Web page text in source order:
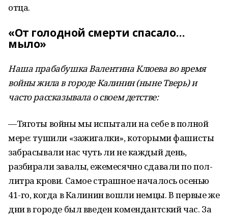
отца.
«От голодной смерти спасало…
мыло»
Наша прабабушка Валентина Клюева во время
войны жила в городе Калинин (ныне Тверь) и
часто рассказывала о своем детстве:
—Тяготы войны мы испытали на себе в полной
мере: тушили «зажигалки», которыми фашисты
забрасывали нас чуть ли не каждый день,
разбирали завалы, ежемесячно сдавали по пол-
литра крови. Самое страшное началось осенью
41-го, когда в Калинин вошли немцы. В первые же
дни в городе был введен комендантский час. За